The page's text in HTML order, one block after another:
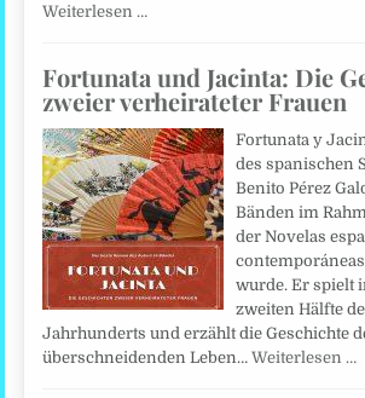
Weiterlesen …
Fortunata und Jacinta: Die
zweier verheirateter Frauen
Fortunata y
des spanischen
Benito Pérez
Bänden im
der Novelas
wurde. Er spielt
zweiten Hälfte
Jahrhunderts und erzählt die Geschichte
überschneidenden Leben…Weiterlesen …